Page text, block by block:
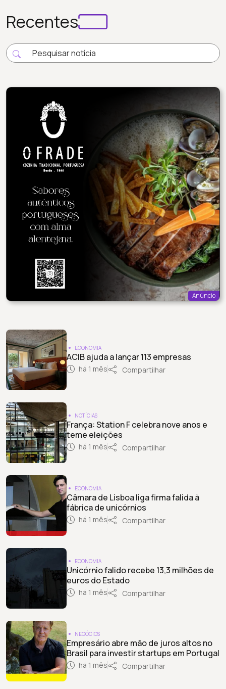
Recentes
Anúncio
ECONOMIA
ACIB ajuda a lançar 113 empresas
há 1 mês Compartilhar
NOTÍCIAS
França: Station F celebra nove anos e
teme eleições
há 1 mês Compartilhar
ECONOMIA
Câmara de Lisboa liga firma falida à
fábrica de unicórnios
há 1 mês Compartilhar
ECONOMIA
Unicórnio falido recebe 13,3 milhões de
euros do Estado
há 1 mês Compartilhar
NEGÓCIOS
Empresário abre mão de juros altos no
Brasil para investir startups em Portugal
há 1 mês Compartilhar